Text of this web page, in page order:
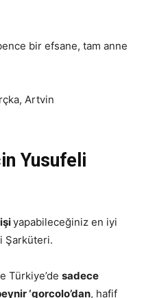
bir efsane, tam anne
Artvin
Yusufeli
yapabileceğiniz en iyi
Şarküteri.
Türkiye’de sadece
‘gorcolo’dan, hafif